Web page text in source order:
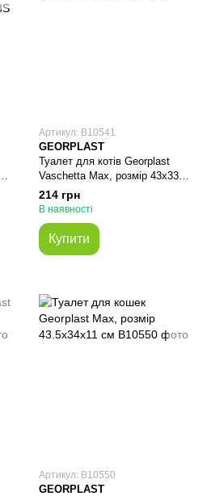
Артикул: В10541
GEORPLAST
Туалет для котів Georplast
Vaschetta Max, розмір 43х33х9
см
214 грн
В наявності
Купити
Артикул: В10550
GEORPLAST